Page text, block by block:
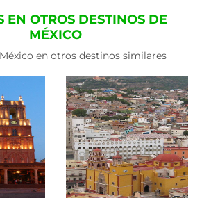
EN OTROS DESTINOS DE
MÉXICO
en otros destinos similares